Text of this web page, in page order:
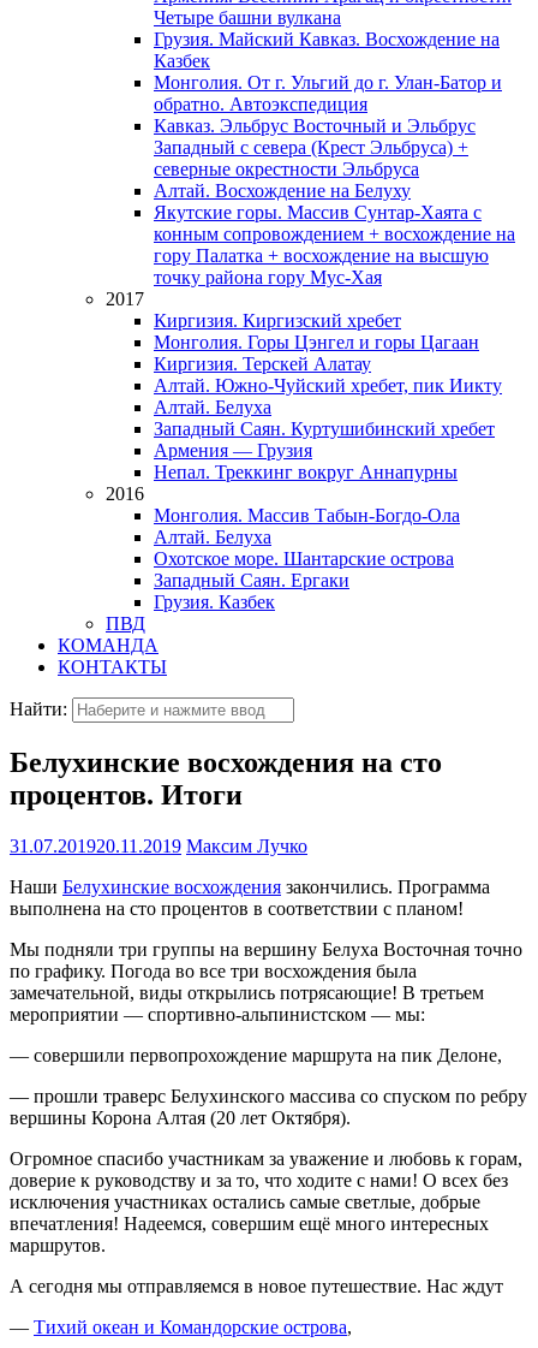
Четыре башни вулкана
Грузия. Майский Кавказ. Восхождение на
Казбек
Монголия. От г. Ульгий до г. Улан-Батор и
обратно. Автоэкспедиция
Кавказ. Эльбрус Восточный и Эльбрус
Западный с севера (Крест Эльбруса) +
северные окрестности Эльбруса
Алтай. Восхождение на Белуху
Якутские горы. Массив Сунтар-Хаята с
конным сопровождением + восхождение на
гору Палатка + восхождение на высшую
точку района гору Мус-Хая
2017
Киргизия. Киргизский хребет
Монголия. Горы Цэнгел и горы Цагаан
Киргизия. Терскей Алатау
Алтай. Южно-Чуйский хребет, пик Иикту
Алтай. Белуха
Западный Саян. Куртушибинский хребет
Армения — Грузия
Непал. Треккинг вокруг Аннапурны
2016
Монголия. Массив Табын-Богдо-Ола
Алтай. Белуха
Охотское море. Шантарские острова
Западный Саян. Ергаки
Грузия. Казбек
ПВД
КОМАНДА
КОНТАКТЫ
Найти:
Белухинские восхождения на сто
процентов. Итоги
31.07.201920.11.2019 Максим Лучко
Наши Белухинские восхождения закончились. Программа
выполнена на сто процентов в соответствии с планом!
Мы подняли три группы на вершину Белуха Восточная точно
по графику. Погода во все три восхождения была
замечательной, виды открылись потрясающие! В третьем
мероприятии — спортивно-альпинистском — мы:
— совершили первопрохождение маршрута на пик Делоне,
— прошли траверс Белухинского массива со спуском по ребру
вершины Корона Алтая (20 лет Октября).
Огромное спасибо участникам за уважение и любовь к горам,
доверие к руководству и за то, что ходите с нами! О всех без
исключения участниках остались самые светлые, добрые
впечатления! Надеемся, совершим ещё много интересных
маршрутов.
А сегодня мы отправляемся в новое путешествие. Нас ждут
— Тихий океан и Командорские острова,